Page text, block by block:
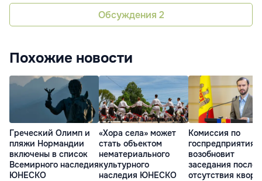
Обсуждения 2
Похожие новости
Греческий Олимп и
пляжи Нормандии
включены в список
Всемирного наследия
ЮНЕСКО
«Хора села» может
стать объектом
нематериального
культурного
наследия ЮНЕСКО
Комиссия по
госпредприятиям
возобновит
заседания после
отсутствия